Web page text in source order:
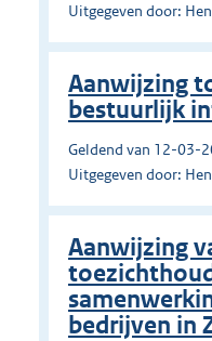
Uitgegeven door:
Aanwijzing
bestuurlijk
Geldend van 12-03-
Uitgegeven door:
Aanwijzing
bedrijven in